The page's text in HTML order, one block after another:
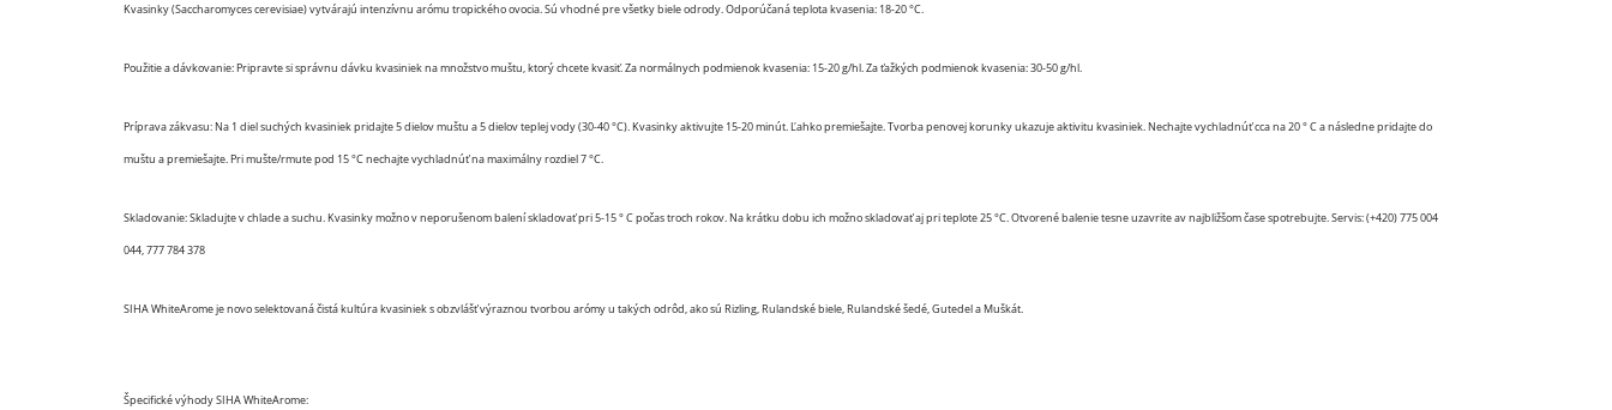
Kvasinky (Saccharomyces cerevisiae) vytvárajú intenzívnu arómu tropického ovocia. Sú vhodné pre všetky biele odrody. Odporúčaná teplota kvasenia: 18-20 °C.
Použitie a dávkovanie: Pripravte si správnu dávku kvasiniek na množstvo muštu, ktorý chcete kvasiť. Za normálnych podmienok kvasenia: 15-20 g/hl. Za ťažkých podmienok kvasenia: 30-50 g/hl.
Príprava zákvasu: Na 1 diel suchých kvasiniek pridajte 5 dielov muštu a 5 dielov teplej vody (30-40 °C). Kvasinky aktivujte 15-20 minút. Ľahko premiešajte. Tvorba penovej korunky ukazuje aktivitu kvasiniek. Nechajte vychladnúť cca na 20 ° C a následne pridajte do
muštu a premiešajte. Pri mušte/rmute pod 15 °C nechajte vychladnúť na maximálny rozdiel 7 °C.
Skladovanie: Skladujte v chlade a suchu. Kvasinky možno v neporušenom balení skladovať pri 5-15 ° C počas troch rokov. Na krátku dobu ich možno skladovať aj pri teplote 25 °C. Otvorené balenie tesne uzavrite av najbližšom čase spotrebujte. Servis: (+420) 775 004
044, 777 784 378
SIHA WhiteArome je novo selektovaná čistá kultúra kvasiniek s obzvlášť výraznou tvorbou arómy u takých odrôd, ako sú Rizling, Rulandské biele, Rulandské šedé, Gutedel a Muškát.
Špecifické výhody SIHA WhiteArome: